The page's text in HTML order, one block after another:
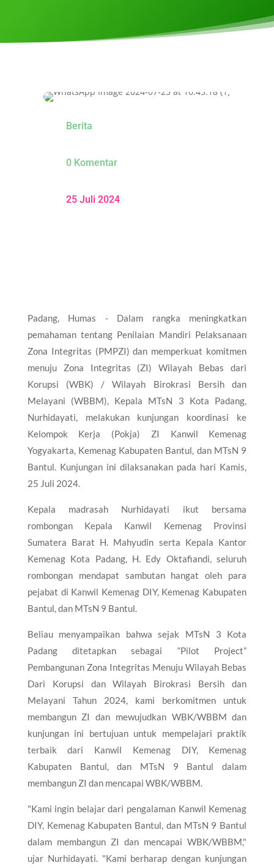
Berita
0 Komentar
25 Juli 2024
Padang, Humas - Dalam rangka meningkatkan
pemahaman tentang Penilaian Mandiri Pelaksanaan
Zona Integritas (PMPZI) dan memperkuat komitmen
menuju Zona Integritas (ZI) Wilayah Bebas dari
Korupsi (WBK) / Wilayah Birokrasi Bersih dan
Melayani (WBBM), Kepala MTsN 3 Kota Padang,
Nurhidayati, melakukan kunjungan koordinasi ke
Kelompok Kerja (Pokja) ZI Kanwil Kemenag
Yogyakarta, Kemenag Kabupaten Bantul, dan MTsN 9
Bantul. Kunjungan ini dilaksanakan pada hari Kamis,
25 Juli 2024.
Kepala madrasah Nurhidayati ikut bersama
rombongan Kepala Kanwil Kemenag Provinsi
Sumatera Barat H. Mahyudin serta Kepala Kantor
Kemenag Kota Padang, H. Edy Oktafiandi, seluruh
rombongan mendapat sambutan hangat oleh para
pejabat di Kanwil Kemenag DIY, Kemenag Kabupaten
Bantul, dan MTsN 9 Bantul.
Beliau menyampaikan bahwa sejak MTsN 3 Kota
Padang ditetapkan sebagai “Pilot Project”
Pembangunan Zona Integritas Menuju Wilayah Bebas
Dari Korupsi dan Wilayah Birokrasi Bersih dan
Melayani Tahun 2024, kami berkomitmen untuk
membangun ZI dan mewujudkan WBK/WBBM dan
kunjungan ini bertujuan untuk mempelajari praktik
terbaik dari Kanwil Kemenag DIY, Kemenag
Kabupaten Bantul, dan MTsN 9 Bantul dalam
membangun ZI dan mencapai WBK/WBBM.
"Kami ingin belajar dari pengalaman Kanwil Kemenag
DIY, Kemenag Kabupaten Bantul, dan MTsN 9 Bantul
dalam membangun ZI dan mencapai WBK/WBBM,"
ujar Nurhidayati. "Kami berharap dengan kunjungan